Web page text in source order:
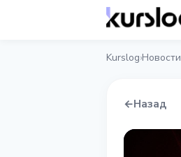
Kurslog›Новости
←Назад